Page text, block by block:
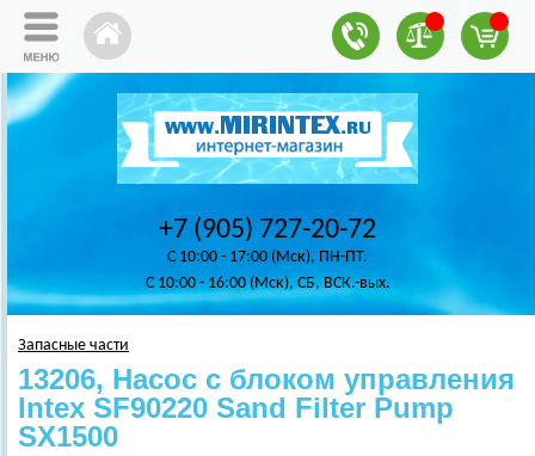
+7 (905) 727-20-72
C 10:00 - 17:00 (Мск), ПН-ПТ.
C 10:00 - 16:00 (Мск), СБ, ВСК.-вых.
Запасные части
13206, Насос с блоком управления
Intex SF90220 Sand Filter Pump
SX1500